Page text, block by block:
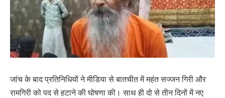
जांच के बाद प्रतिनिधियों ने मीडिया से बातचीत में महंत सज्जन गिरी और
रामगिरी को पद से हटाने की घोषणा की। साथ ही दो से तीन दिनों में नए